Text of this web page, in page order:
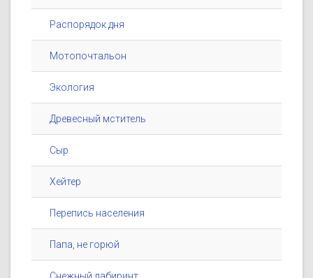
Распорядок дня
Мотопочтальон
Экология
Древесный мститель
Сыр
Хейтер
Перепись населения
Папа, не горюй